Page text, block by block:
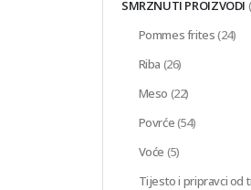
SMRZNUTI PROIZVODI
Pommes frites(24)
Riba (26)
Meso (22)
Povrće(54)
Voće (5)
Tijesto i pripravci od